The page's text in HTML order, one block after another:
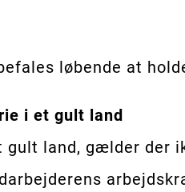
løbende at
i et gult land
land, gælder der